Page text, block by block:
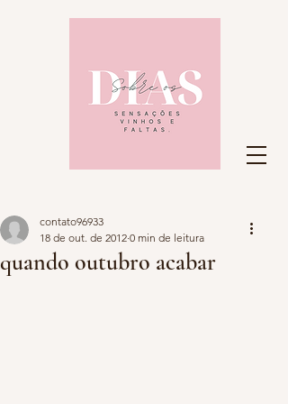
quando outubro acabar
contato96933
18 de out. de 2012 0 min de leitura